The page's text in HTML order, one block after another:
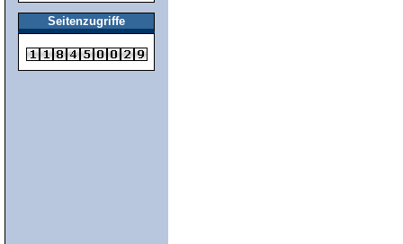
Seitenzugriffe